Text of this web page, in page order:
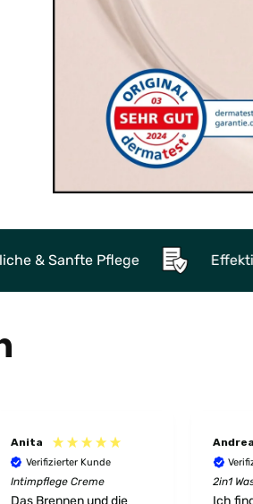
Pflege Effektivität by
Anita
Verifizierter Kunde
Intimpflege Creme
Das Brennen und die
Andrea
2in1
Ich finde die 2in1